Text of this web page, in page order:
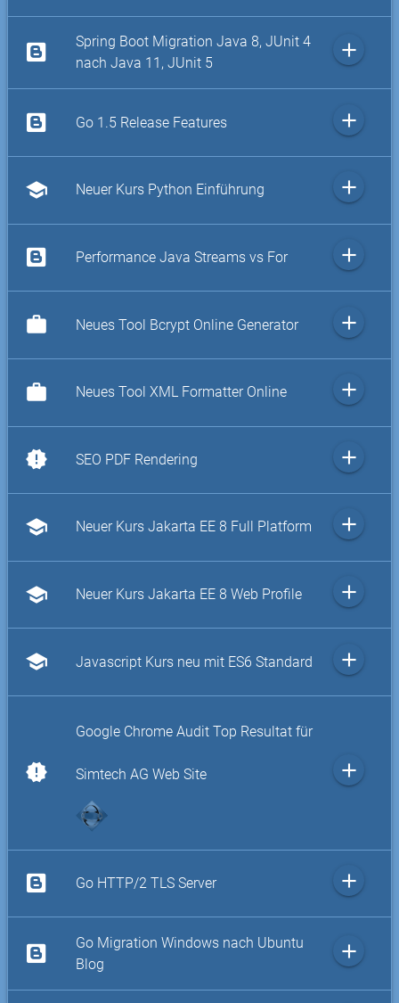
Spring Boot Migration Java 8, JUnit 4
nach Java 11, JUnit 5
add
Go 1.5 Release Features add
school Neuer Kurs Python Einführung add
Performance Java Streams vs For add
work Neues Tool Bcrypt Online Generator add
work Neues Tool XML Formatter Online add
new_releases SEO PDF Rendering add
school Neuer Kurs Jakarta EE 8 Full Platform add
school Neuer Kurs Jakarta EE 8 Web Profile add
school Javascript Kurs neu mit ES6 Standard add
new_releases
Google Chrome Audit Top Resultat für
Simtech AG Web Site add
Go HTTP/2 TLS Server add
Go Migration Windows nach Ubuntu
Blog
add